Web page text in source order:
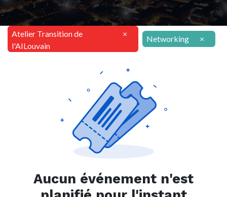
Atelier Transition de
l'AILouvain
×
Networking ×
Aucun événement n'est